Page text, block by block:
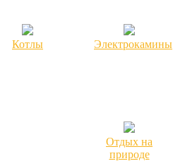
Котлы Электрокамины
Отдых на
природе